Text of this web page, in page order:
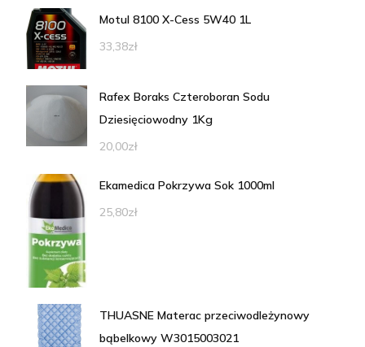
Motul 8100 X-Cess 5W40 1L
33,38zł
Rafex Boraks Czteroboran Sodu
Dziesięciowodny 1Kg
20,00zł
Ekamedica Pokrzywa Sok 1000ml
25,80zł
THUASNE Materac przeciwodleżynowy
bąbelkowy W3015003021